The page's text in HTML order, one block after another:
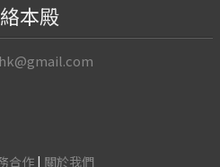
本殿
合作| 關於我們